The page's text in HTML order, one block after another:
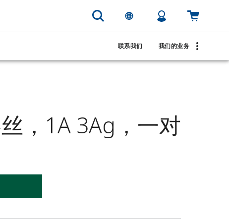
联系我们 我们的业务
，1A 3Ag，一对